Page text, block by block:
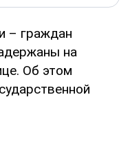
– граждан
на
Об этом